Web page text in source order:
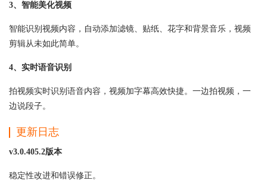
3、智能美化视频
智能识别视频内容，自动添加滤镜、贴纸、花字和背景音乐，视频
剪辑从未如此简单。
4、实时语音识别
拍视频实时识别语音内容，视频加字幕高效快捷。一边拍视频，一
边说段子。
更新日志
v3.0.405.2版本
稳定性改进和错误修正。